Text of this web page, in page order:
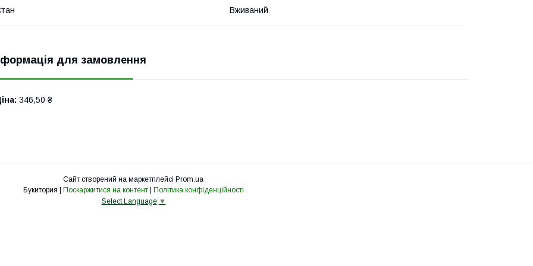
Вживаний
для замовлення
346,50 ₴
Сайт створений на маркетплейсі Prom.ua
Поскаржитися на контент
Політика конфіденційності
Select Language ▼